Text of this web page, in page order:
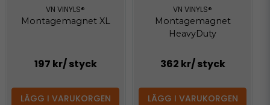
VN VINYLS®
Montagemagnet XL
197 kr/ styck
LÄGG I VARUKORGEN
VN VINYLS®
Montagemagnet
HeavyDuty
362 kr/ styck
LÄGG I VARUKORGEN